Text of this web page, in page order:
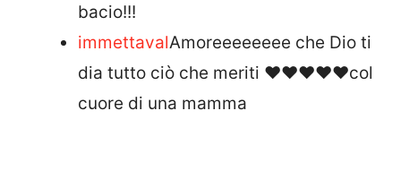
bacio!!!
immettavalAmoreeeeeeee che Dio ti
dia tutto ciò che meriti ❤️❤️❤️❤️❤️col
cuore di una mamma